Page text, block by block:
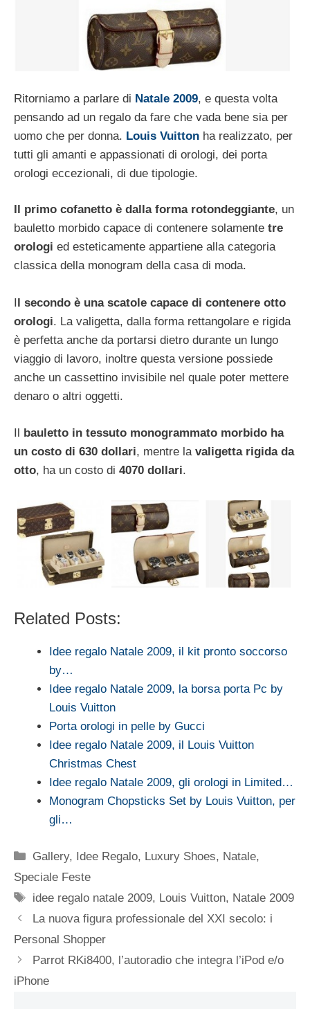
Ritorniamo a parlare di Natale 2009, e questa volta
pensando ad un regalo da fare che vada bene sia per
uomo che per donna. Louis Vuitton ha realizzato, per
tutti gli amanti e appassionati di orologi, dei porta
orologi eccezionali, di due tipologie.
Il primo cofanetto è dalla forma rotondeggiante, un
bauletto morbido capace di contenere solamente tre
orologi ed esteticamente appartiene alla categoria
classica della monogram della casa di moda.
Il secondo è una scatole capace di contenere otto
orologi. La valigetta, dalla forma rettangolare e rigida
è perfetta anche da portarsi dietro durante un lungo
viaggio di lavoro, inoltre questa versione possiede
anche un cassettino invisibile nel quale poter mettere
denaro o altri oggetti.
Il bauletto in tessuto monogrammato morbido ha
un costo di 630 dollari, mentre la valigetta rigida da
otto, ha un costo di 4070 dollari.
Related Posts:
Idee regalo Natale 2009, il kit pronto soccorso
by…
Idee regalo Natale 2009, la borsa porta Pc by
Louis Vuitton
Porta orologi in pelle by Gucci
Idee regalo Natale 2009, il Louis Vuitton
Christmas Chest
Idee regalo Natale 2009, gli orologi in Limited…
Monogram Chopsticks Set by Louis Vuitton, per
gli…
Categorie
Gallery, Idee Regalo, Luxury Shoes, Natale,
Speciale Feste
Tag
idee regalo natale 2009, Louis Vuitton, Natale 2009
La nuova figura professionale del XXI secolo: i
Personal Shopper
Parrot RKi8400, l’autoradio che integra l’iPod e/o
iPhone